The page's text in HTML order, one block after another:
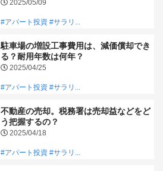
2025/05/09
#アパート投資 #サラリ...
駐車場の増設工事費用は、減価償却でき
る？耐用年数は何年？
2025/04/25
#アパート投資 #サラリ...
不動産の売却。税務署は売却益などをど
う把握するの？
2025/04/18
#アパート投資 #サラリ...